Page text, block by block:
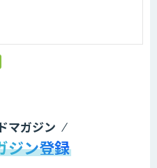
マガジン
ジン登録